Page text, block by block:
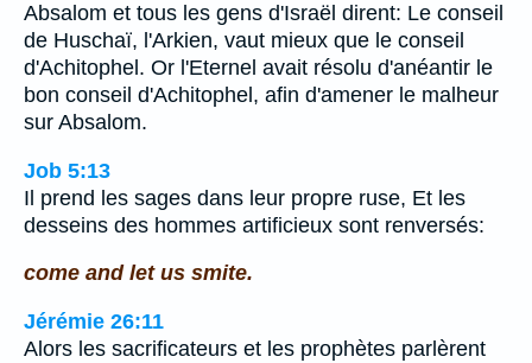
Absalom et tous les gens d'Israël dirent: Le conseil
de Huschaï, l'Arkien, vaut mieux que le conseil
d'Achitophel. Or l'Eternel avait résolu d'anéantir le
bon conseil d'Achitophel, afin d'amener le malheur
sur Absalom.
Job 5:13
Il prend les sages dans leur propre ruse, Et les
desseins des hommes artificieux sont renversés:
come and let us smite.
Jérémie 26:11
Alors les sacrificateurs et les prophètes parlèrent